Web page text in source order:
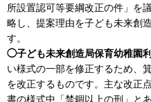
所設置認可等要綱改正の件」を
略し、提案理由を子ども未来創
す。
◯子ども未来創造局保育幼稚園
い様式の一部を修正するため、
を改正するものです。主な改正
書の様式中「禁錮以上の刑」と